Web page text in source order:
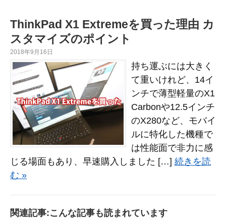
ThinkPad X1 Extremeを買った理由 カ
スタマイズのポイント
2018年9月16日
持ち運ぶには大きく
て重いけれど、14イ
ンチで薄型軽量のX1
Carbonや12.5インチ
のX280など、モバイ
ルに特化した機種で
は性能面で非力に感
じる場面もあり、早速購入しました […] 続きを読
む »
関連記事:こんな記事も読まれています